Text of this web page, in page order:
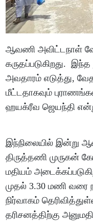
ஆவணி அவிட்டநாள்
கருதப்படுகிறது.
அவதாரம் எடுத்து,
மீட்டதாகவும்
ஹயக்ரீவ ஜெயந்தி
இந்நிலையில் இன்று
திருத்தணி முருகன்
மதியம்
முதல் 3.30 மணி
நிர்வாகம்
தரிசனத்திற்கு